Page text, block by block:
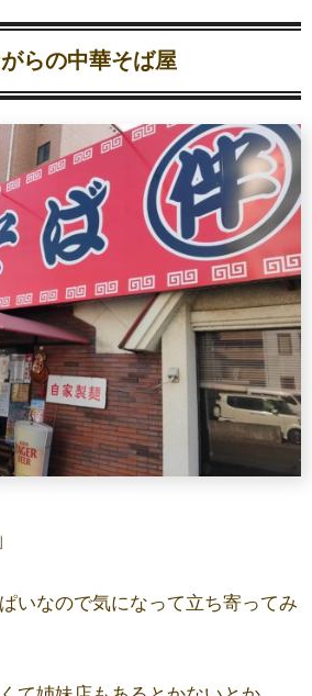
らの中華そば屋
いなので気になって立ち寄ってみ